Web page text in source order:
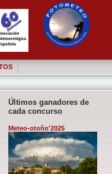
Últimos ganadores de
cada concurso
Meteo-otoño'2025